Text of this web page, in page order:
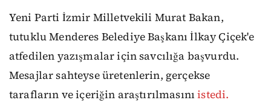
Yeni Parti İzmir Milletvekili Murat Bakan,
tutuklu Menderes Belediye Başkanı İlkay Çiçek'e
atfedilen yazışmalar için savcılığa başvurdu.
Mesajlar sahteyse üretenlerin, gerçekse
tarafların ve içeriğin araştırılmasınıistedi.